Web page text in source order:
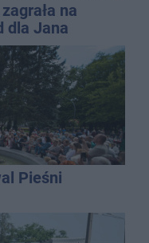
na
dla Jana
Pieśni